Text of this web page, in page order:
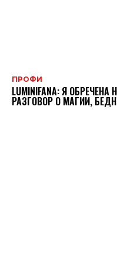
ПРОФИ
LUMINIFANA: Я
РАЗГОВОР О МАГИИ,